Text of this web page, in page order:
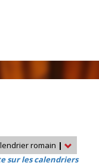
romain |
sur les calendriers